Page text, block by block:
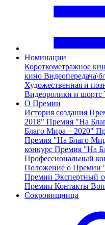
Номинации
Короткометражное
кино
Художественная и
Видеоролики и шортс
О Премии
История создания
2018" Премия "На
Благо Мира – 2020"
Премия "На Благо
конкурс Премия "На
Профессиональный
Положение о Премии
Премии Экспертный
Премии Контакты
Сокровищница